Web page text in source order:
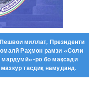
миллат, Президенти
Раҳмон рамзи «Соли
мардумӣ»-ро бо мақсади
тасдиқ намуданд.